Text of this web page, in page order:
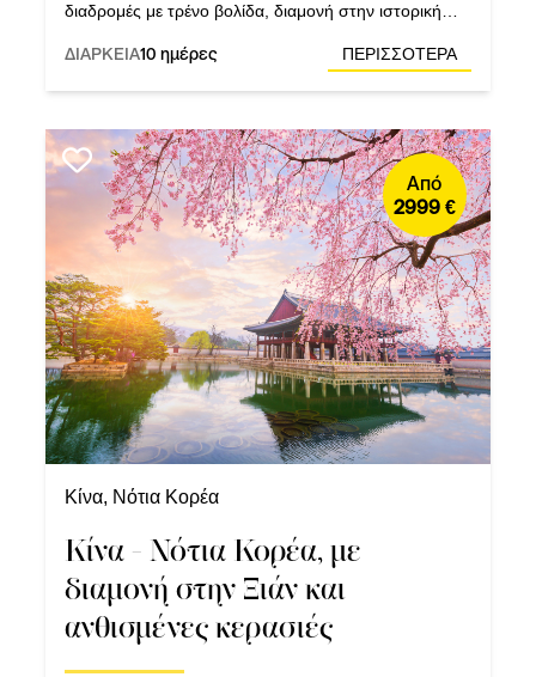
διαδρομές με τρένο βολίδα, διαμονή στην ιστορική
ΔΙΑΡΚΕΙΑ10 ημέρες ΠΕΡΙΣΣΟΤΕΡΑ
Από
2999 €
Κίνα, Νότια Κορέα
Κίνα - Νότια Κορέα, με
διαμονή στην Ξιάν και
ανθισμένες κερασιές